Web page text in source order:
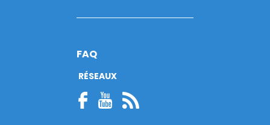
FAQ
RÉSEAUX